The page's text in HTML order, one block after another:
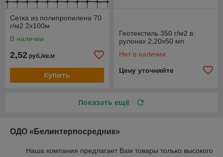
Сетка из полипропилена 70
г/м2 2х100м
В наличии
2,52 руб./кв.м
Купить
Геотекстиль 350 г/м2 в
рулонах 2,20х50 мп
Нет в наличии
Цену уточняйте
Показать ещё
ОДО «Белинтерпосредник»
Наша компания предлагает Вам товары только высокого